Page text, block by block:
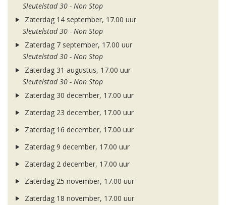
Sleutelstad 30 - Non Stop
Zaterdag 14 september, 17.00 uur
Sleutelstad 30 - Non Stop
Zaterdag 7 september, 17.00 uur
Sleutelstad 30 - Non Stop
Zaterdag 31 augustus, 17.00 uur
Sleutelstad 30 - Non Stop
Zaterdag 30 december, 17.00 uur
Zaterdag 23 december, 17.00 uur
Zaterdag 16 december, 17.00 uur
Zaterdag 9 december, 17.00 uur
Zaterdag 2 december, 17.00 uur
Zaterdag 25 november, 17.00 uur
Zaterdag 18 november, 17.00 uur